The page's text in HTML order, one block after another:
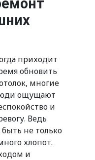
приходит
обновить
многие
ощущают
и
Ведь
не только
хлопот.
и